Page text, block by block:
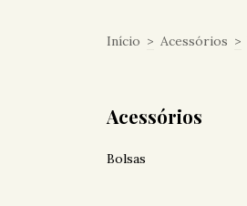
Início > Acessórios >
Acessórios
Bolsas